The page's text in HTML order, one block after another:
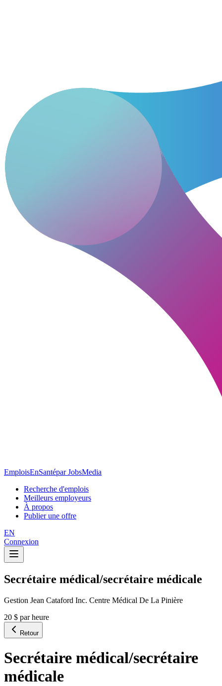
EmploisEnSantépar JobsMedia
Recherche d'emplois
Meilleurs employeurs
À propos
Publier une offre
EN
Connexion
Secrétaire médical/secrétaire médicale
Gestion Jean Cataford Inc. Centre Médical De La Pinière
20 $ par heure
Retour
Secrétaire médical/secrétaire
médicale